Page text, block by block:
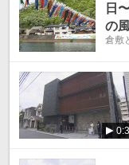
日
の
倉敷